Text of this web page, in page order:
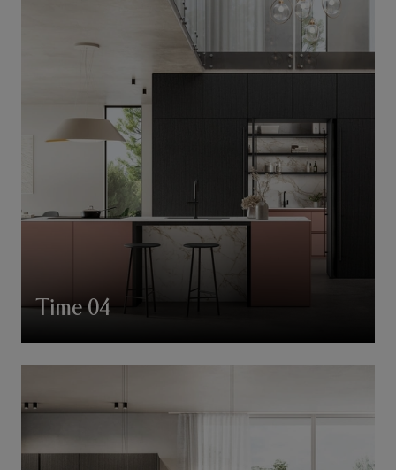
Time 04